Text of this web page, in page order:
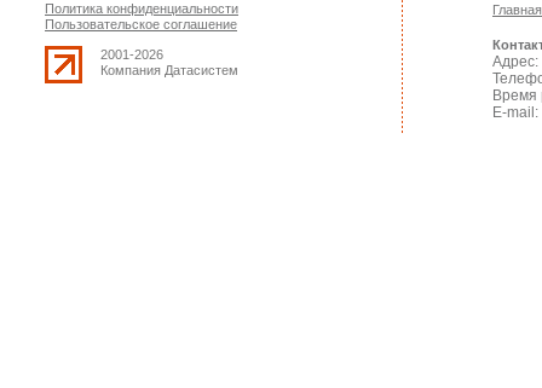
Политика конфиденциальности
Пользовательское соглашение
2001-2026
Компания Датасистем
Главная
Адрес:
Время
E-